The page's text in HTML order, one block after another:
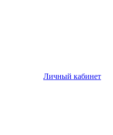
Личный кабинет